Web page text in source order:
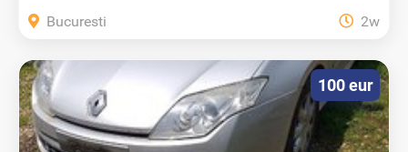
Bucuresti 2w
100 eur